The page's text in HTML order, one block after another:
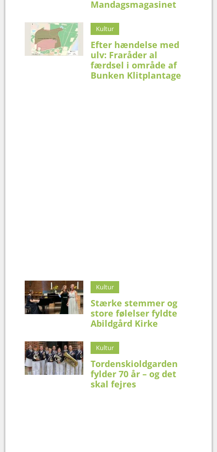
Mandagsmagasinet
Kultur
Efter hændelse med
ulv: Fraråder al
færdsel i område af
Bunken Klitplantage
Kultur
Stærke stemmer og
store følelser fyldte
Abildgård Kirke
Kultur
Tordenskioldgarden
fylder 70 år – og det
skal fejres